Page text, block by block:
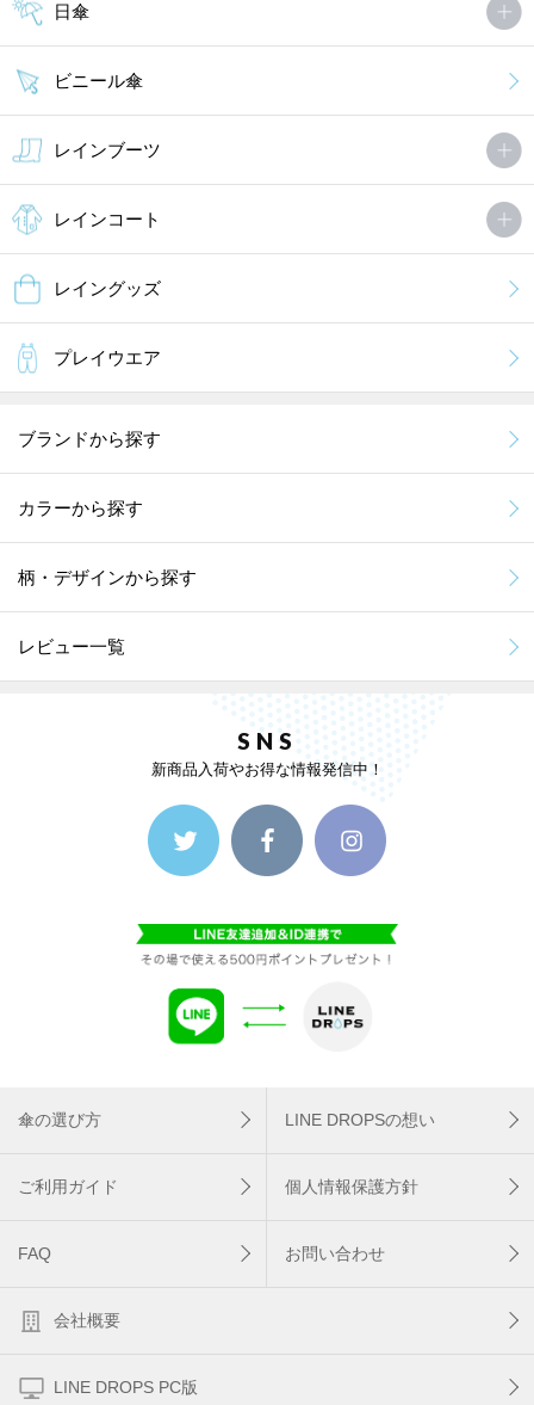
日傘
ビニール傘
レインブーツ
レインコート
レイングッズ
プレイウエア
ブランドから探す
カラーから探す
柄・デザインから探す
レビュー一覧
SNS
新商品入荷やお得な情報発信中！
傘の選び方 LINE DROPSの想い
ご利用ガイド 個人情報保護方針
FAQ お問い合わせ
会社概要
LINE DROPS PC版